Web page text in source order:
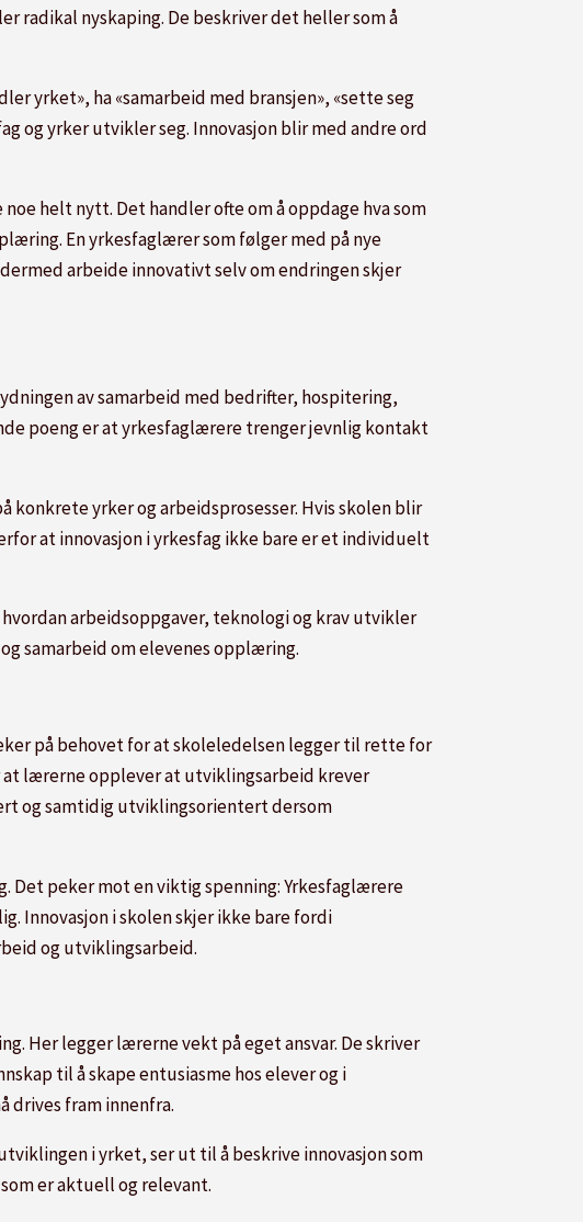
radikal nyskaping. De beskriver det heller som å
yrket», ha «samarbeid med bransjen», «sette seg
og yrker utvikler seg. Innovasjon blir med andre ord
helt nytt. Det handler ofte om å oppdage hva som
En yrkesfaglærer som følger med på nye
arbeide innovativt selv om endringen skjer
av samarbeid med bedrifter, hospitering,
poeng er at yrkesfaglærere trenger jevnlig kontakt
yrker og arbeidsprosesser. Hvis skolen blir
at innovasjon i yrkesfag ikke bare er et individuelt
arbeidsoppgaver, teknologi og krav utvikler
samarbeid om elevenes opplæring.
på behovet for at skoleledelsen legger til rette for
at lærerne opplever at utviklingsarbeid krever
og samtidig utviklingsorientert dersom
Det peker mot en viktig spenning: Yrkesfaglærere
Innovasjon i skolen skjer ikke bare fordi
og utviklingsarbeid.
Her legger lærerne vekt på eget ansvar. De skriver
til å skape entusiasme hos elever og i
drives fram innenfra.
i yrket, ser ut til å beskrive innovasjon som
er aktuell og relevant.